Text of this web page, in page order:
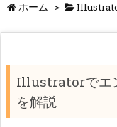
ホーム >
Illustratorでエ
を解説